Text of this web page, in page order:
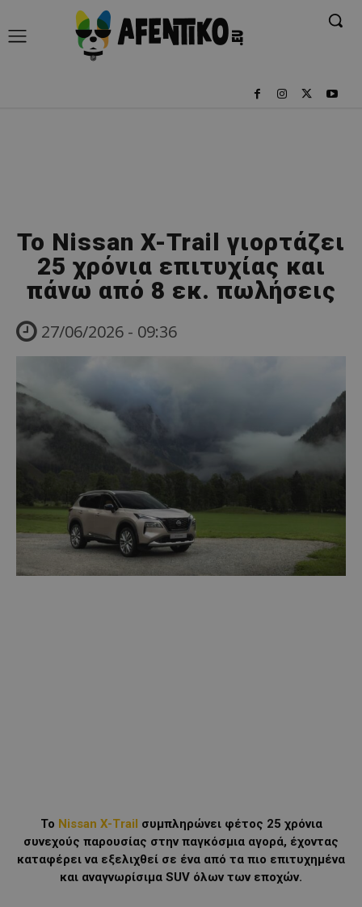
Το Nissan X-Trail γιορτάζει
25 χρόνια επιτυχίας και
πάνω από 8 εκ. πωλήσεις
27/06/2026 - 09:36
Το Nissan X-Trail συμπληρώνει φέτος 25 χρόνια
συνεχούς παρουσίας στην παγκόσμια αγορά, έχοντας
καταφέρει να εξελιχθεί σε ένα από τα πιο επιτυχημένα
και αναγνωρίσιμα SUV όλων των εποχών.